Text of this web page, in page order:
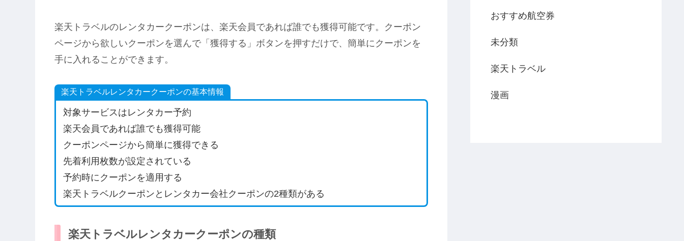
楽天トラベルのレンタカークーポンは、楽天会員であれば誰でも獲得可能です。クーポン
ページから欲しいクーポンを選んで「獲得する」ボタンを押すだけで、簡単にクーポンを
手に入れることができます。
楽天トラベルレンタカークーポンの基本情報
対象サービスはレンタカー予約
楽天会員であれば誰でも獲得可能
クーポンページから簡単に獲得できる
先着利用枚数が設定されている
予約時にクーポンを適用する
楽天トラベルクーポンとレンタカー会社クーポンの2種類がある
楽天トラベルレンタカークーポンの種類
おすすめ航空券
未分類
楽天トラベル
漫画